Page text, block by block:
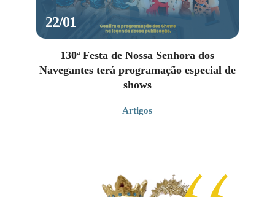
22/01
130ª Festa de Nossa Senhora dos
Navegantes terá programação especial de
shows
Artigos